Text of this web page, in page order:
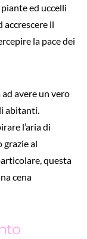
ed uccelli
accrescere il
la pace dei
avere un vero
abitanti.
l’aria di
grazie al
questa
cena